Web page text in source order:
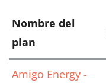
Nombre del
plan
Amigo Energy -